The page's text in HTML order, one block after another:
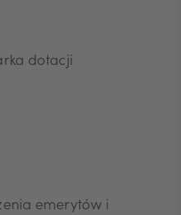
dotacji
emerytów i